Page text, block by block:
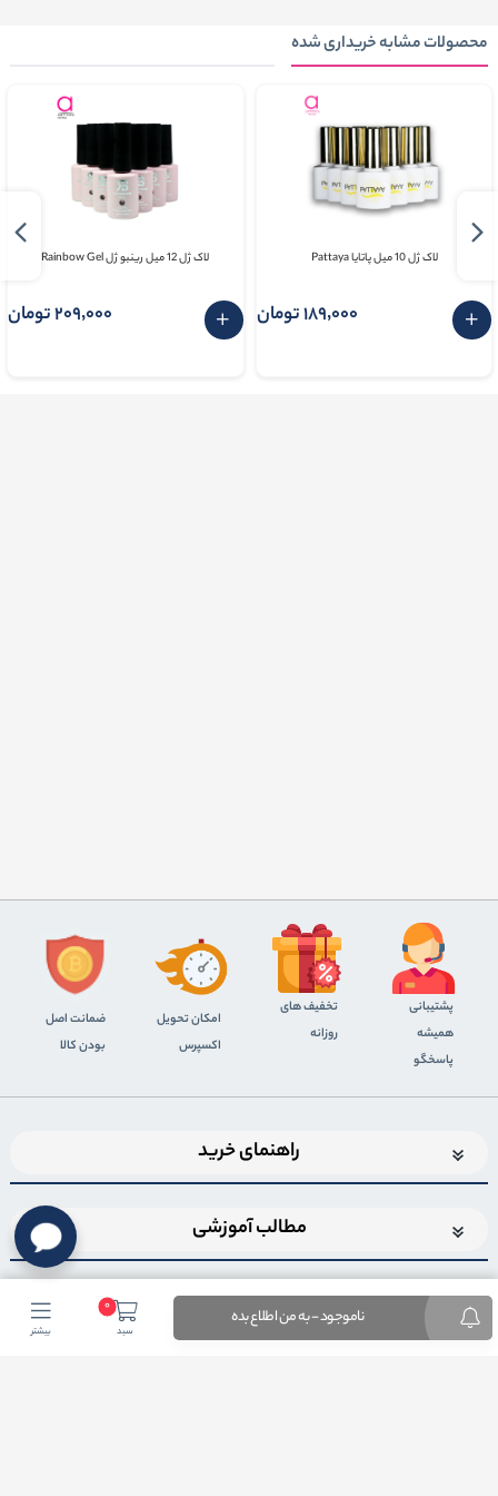
ناموجود - به من اطلاع بده
محصولات مشابه خریداری شده
لاک ژل 10 میل پاتایا Pattaya
189٬000 تومان
لاک ژل 12 میل رینبو ژل Rainbow Gel
209٬000 تومان
0
سبد بیشتر
پشتیبانی
همیشه
پاسخگو
تخفیف های
روزانه
اﻣﮑﺎن ﺗﺤﻮﯾﻞ
اﮐﺴﭙﺮس
ضمانت اصل
بودن کالا
راهنمای خرید
مطالب آموزشی